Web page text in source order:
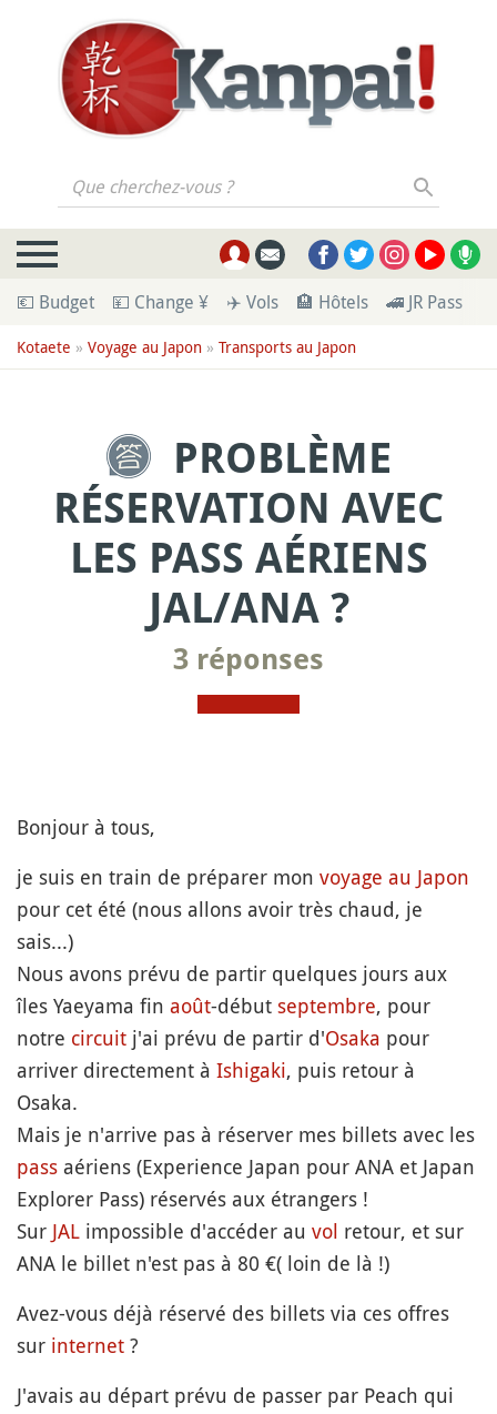
Que cherchez-vous ?
💶 Budget 💴 Change ¥ ✈️ Vols 🏨 Hôtels 🚄 JR Pass
Kotaete » Voyage au Japon » Transports au Japon
PROBLÈME
RÉSERVATION AVEC
LES PASS AÉRIENS
JAL/ANA ?
3 réponses
Bonjour à tous,
je suis en train de préparer mon voyage au Japon
pour cet été (nous allons avoir très chaud, je
sais...)
Nous avons prévu de partir quelques jours aux
îles Yaeyama fin août-début septembre, pour
notre circuit j'ai prévu de partir d'Osaka pour
arriver directement à Ishigaki, puis retour à
Osaka.
Mais je n'arrive pas à réserver mes billets avec les
pass aériens (Experience Japan pour ANA et Japan
Explorer Pass) réservés aux étrangers !
Sur JAL impossible d'accéder au vol retour, et sur
ANA le billet n'est pas à 80 €( loin de là !)
Avez-vous déjà réservé des billets via ces offres
sur internet ?
J'avais au départ prévu de passer par Peach qui